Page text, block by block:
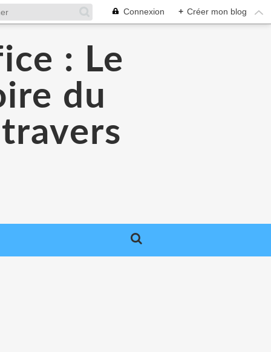
Connexion + Créer mon blog
: Le
du